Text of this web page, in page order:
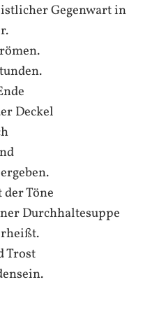
Gegenwart in
Deckel
der Töne
Durchhaltesuppe
Trost